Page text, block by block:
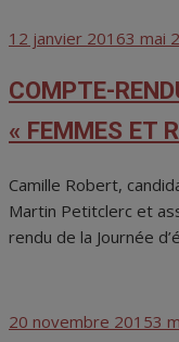
Posted
12 janvier 20163 mai
COMPTE-
« FEMMES ET
Camille Robert,
Martin Petitclerc et
rendu de la Journée
Posted
20 novembre 20153